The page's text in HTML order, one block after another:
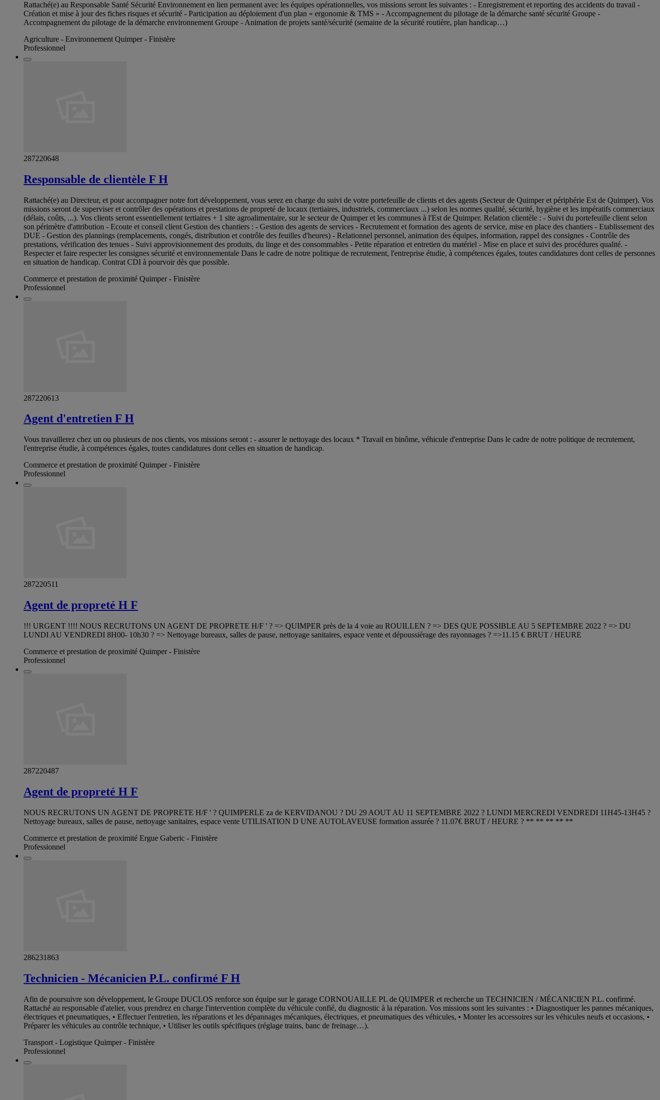
Rattaché(e) au Responsable Santé Sécurité Environnement en lien permanent avec les équipes opérationnelles, vos missions seront les suivantes : - Enregistrement et reporting des accidents du travail -
Création et mise à jour des fiches risques et sécurité - Participation au déploiement d'un plan « ergonomie & TMS » - Accompagnement du pilotage de la démarche santé sécurité Groupe -
Accompagnement du pilotage de la démarche environnement Groupe - Animation de projets santé/sécurité (semaine de la sécurité routière, plan handicap…)
Agriculture - Environnement Quimper - Finistère
Professionnel
287220648
Responsable de clientèle F H
Rattaché(e) au Directeur, et pour accompagner notre fort développement, vous serez en charge du suivi de votre portefeuille de clients et des agents (Secteur de Quimper et périphérie Est de Quimper). Vos
missions seront de superviser et contrôler des opérations et prestations de propreté de locaux (tertiaires, industriels, commerciaux ...) selon les normes qualité, sécurité, hygiène et les impératifs commerciaux
(délais, coûts, ...). Vos clients seront essentiellement tertiaires + 1 site agroalimentaire, sur le secteur de Quimper et les communes à l'Est de Quimper. Relation clientèle : - Suivi du portefeuille client selon
son périmètre d'attribution - Ecoute et conseil client Gestion des chantiers : - Gestion des agents de services - Recrutement et formation des agents de service, mise en place des chantiers - Etablissement des
DUE - Gestion des plannings (remplacements, congés, distribution et contrôle des feuilles d'heures) - Relationnel personnel, animation des équipes, information, rappel des consignes - Contrôle des
prestations, vérification des tenues - Suivi approvisionnement des produits, du linge et des consommables - Petite réparation et entretien du matériel - Mise en place et suivi des procédures qualité. -
Respecter et faire respecter les consignes sécurité et environnementale Dans le cadre de notre politique de recrutement, l'entreprise étudie, à compétences égales, toutes candidatures dont celles de personnes
en situation de handicap. Contrat CDI à pourvoir dès que possible.
Commerce et prestation de proximité Quimper - Finistère
Professionnel
287220613
Agent d'entretien F H
Vous travaillerez chez un ou plusieurs de nos clients, vos missions seront : - assurer le nettoyage des locaux * Travail en binôme, véhicule d'entreprise Dans le cadre de notre politique de recrutement,
l'entreprise étudie, à compétences égales, toutes candidatures dont celles en situation de handicap.
Commerce et prestation de proximité Quimper - Finistère
Professionnel
287220511
Agent de propreté H F
!!! URGENT !!!! NOUS RECRUTONS UN AGENT DE PROPRETE H/F ' ? => QUIMPER près de la 4 voie au ROUILLEN ? => DES QUE POSSIBLE AU 5 SEPTEMBRE 2022 ? => DU
LUNDI AU VENDREDI 8H00- 10h30 ? => Nettoyage bureaux, salles de pause, nettoyage sanitaires, espace vente et dépoussiérage des rayonnages ? =>11.15 € BRUT / HEURE
Commerce et prestation de proximité Quimper - Finistère
Professionnel
287220487
Agent de propreté H F
NOUS RECRUTONS UN AGENT DE PROPRETE H/F ' ? QUIMPERLE za de KERVIDANOU ? DU 29 AOUT AU 11 SEPTEMBRE 2022 ? LUNDI MERCREDI VENDREDI 11H45-13H45 ?
Nettoyage bureaux, salles de pause, nettoyage sanitaires, espace vente UTILISATION D UNE AUTOLAVEUSE formation assurée ? 11.07€ BRUT / HEURE ? ** ** ** ** **
Commerce et prestation de proximité Ergue Gaberic - Finistère
Professionnel
286231863
Technicien - Mécanicien P.L. confirmé F H
Afin de poursuivre son développement, le Groupe DUCLOS renforce son équipe sur le garage CORNOUAILLE PL de QUIMPER et recherche un TECHNICIEN / MÉCANICIEN P.L. confirmé.
Rattaché au responsable d'atelier, vous prendrez en charge l'intervention complète du véhicule confié, du diagnostic à la réparation. Vos missions sont les suivantes : • Diagnostiquer les pannes mécaniques,
électriques et pneumatiques, • Effectuer l'entretien, les réparations et les dépannages mécaniques, électriques, et pneumatiques des véhicules, • Monter les accessoires sur les véhicules neufs et occasions, •
Préparer les véhicules au contrôle technique, • Utiliser les outils spécifiques (réglage trains, banc de freinage…).
Transport - Logistique Quimper - Finistère
Professionnel